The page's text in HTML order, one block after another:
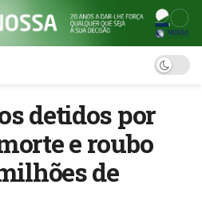
detidos por
e roubo
de